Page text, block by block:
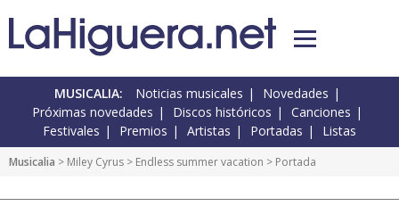
MUSICALIA: Noticias musicales
Novedades
Próximas novedades
Discos históricos
Canciones
Festivales
Premios Artistas Portadas Listas
Musicalia > Miley Cyrus > Endless summer vacation > Portada